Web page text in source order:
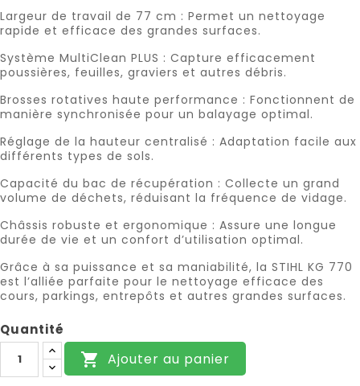
Largeur de travail de 77 cm : Permet un nettoyage
rapide et efficace des grandes surfaces.
Système MultiClean PLUS : Capture efficacement
poussières, feuilles, graviers et autres débris.
Brosses rotatives haute performance : Fonctionnent de
manière synchronisée pour un balayage optimal.
Réglage de la hauteur centralisé : Adaptation facile aux
différents types de sols.
Capacité du bac de récupération : Collecte un grand
volume de déchets, réduisant la fréquence de vidage.
Châssis robuste et ergonomique : Assure une longue
durée de vie et un confort d’utilisation optimal.
Grâce à sa puissance et sa maniabilité, la STIHL KG 770
est l’alliée parfaite pour le nettoyage efficace des
cours, parkings, entrepôts et autres grandes surfaces.
Quantité
 Ajouter au panier